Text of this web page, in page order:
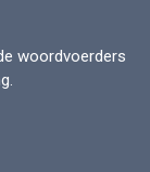
woordvoerders